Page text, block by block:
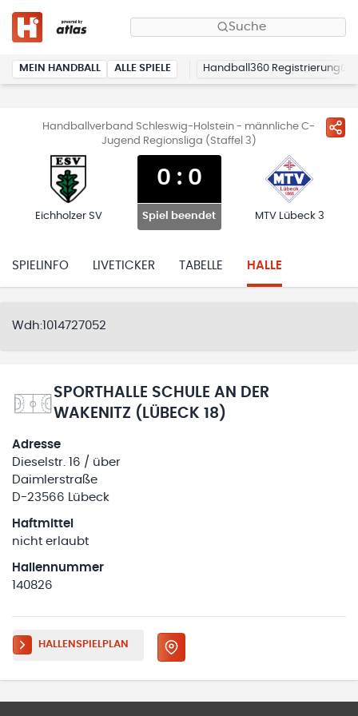
Suche
MEIN HANDBALL ALLE SPIELE Handball360 Registrierung
Handballverband Schleswig-Holstein - männliche C-
Jugend Regionsliga (Staffel 3)
Eichholzer SV
0 : 0
Spiel beendet MTV Lübeck 3
SPIELINFO LIVETICKER TABELLE HALLE
Wdh:1014727052
SPORTHALLE SCHULE AN DER
WAKENITZ (LÜBECK 18)
Adresse
Dieselstr. 16 / über
Daimlerstraße
D-23566 Lübeck
Haftmittel
nicht erlaubt
Hallennummer
140826
HALLENSPIELPLAN